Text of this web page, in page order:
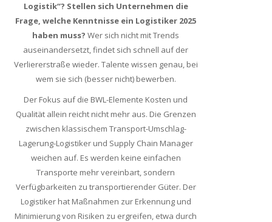
Logistik“? Stellen sich Unternehmen die
Frage, welche Kenntnisse ein Logistiker 2025
haben muss? Wer sich nicht mit Trends
auseinandersetzt, findet sich schnell auf der
Verliererstraße wieder. Talente wissen genau, bei
wem sie sich (besser nicht) bewerben.
Der Fokus auf die BWL-Elemente Kosten und
Qualität allein reicht nicht mehr aus. Die Grenzen
zwischen klassischem Transport-Umschlag-
Lagerung-Logistiker und Supply Chain Manager
weichen auf. Es werden keine einfachen
Transporte mehr vereinbart, sondern
Verfügbarkeiten zu transportierender Güter. Der
Logistiker hat Maßnahmen zur Erkennung und
Minimierung von Risiken zu ergreifen, etwa durch